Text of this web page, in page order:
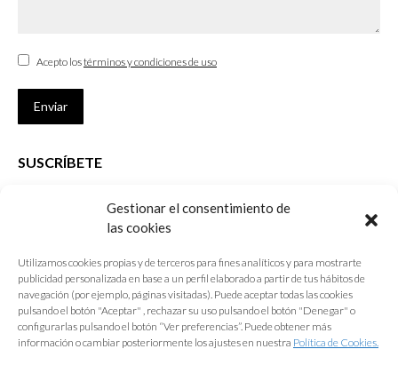
Gestionar el consentimiento de
las cookies
Utilizamos cookies propias y de terceros para fines analíticos y para mostrarte
publicidad personalizada en base a un perfil elaborado a partir de tus hábitos de
navegación (por ejemplo, páginas visitadas). Puede aceptar todas las cookies
pulsando el botón "Aceptar" , rechazar su uso pulsando el botón "Denegar" o
configurarlas pulsando el botón “Ver preferencias”. Puede obtener más
información o cambiar posteriormente los ajustes en nuestra Política de Cookies.
Acepto lostérminos y condiciones de uso
Enviar
SUSCRÍBETE
que desarrolla el Colegio de Arquitectos de Cádiz
E-mail *
Acepto lostérminos y condiciones de uso